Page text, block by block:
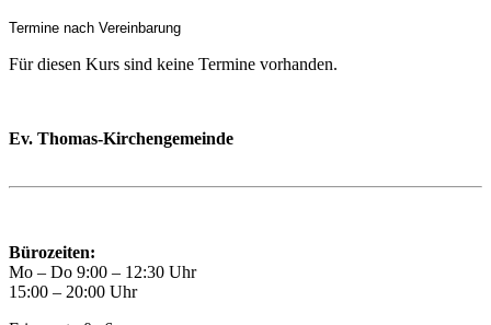
Termine nach Vereinbarung
Für diesen Kurs sind keine Termine vorhanden.
Ev. Thomas-Kirchengemeinde
Bürozeiten:
Mo – Do 9:00 – 12:30 Uhr
15:00 – 20:00 Uhr